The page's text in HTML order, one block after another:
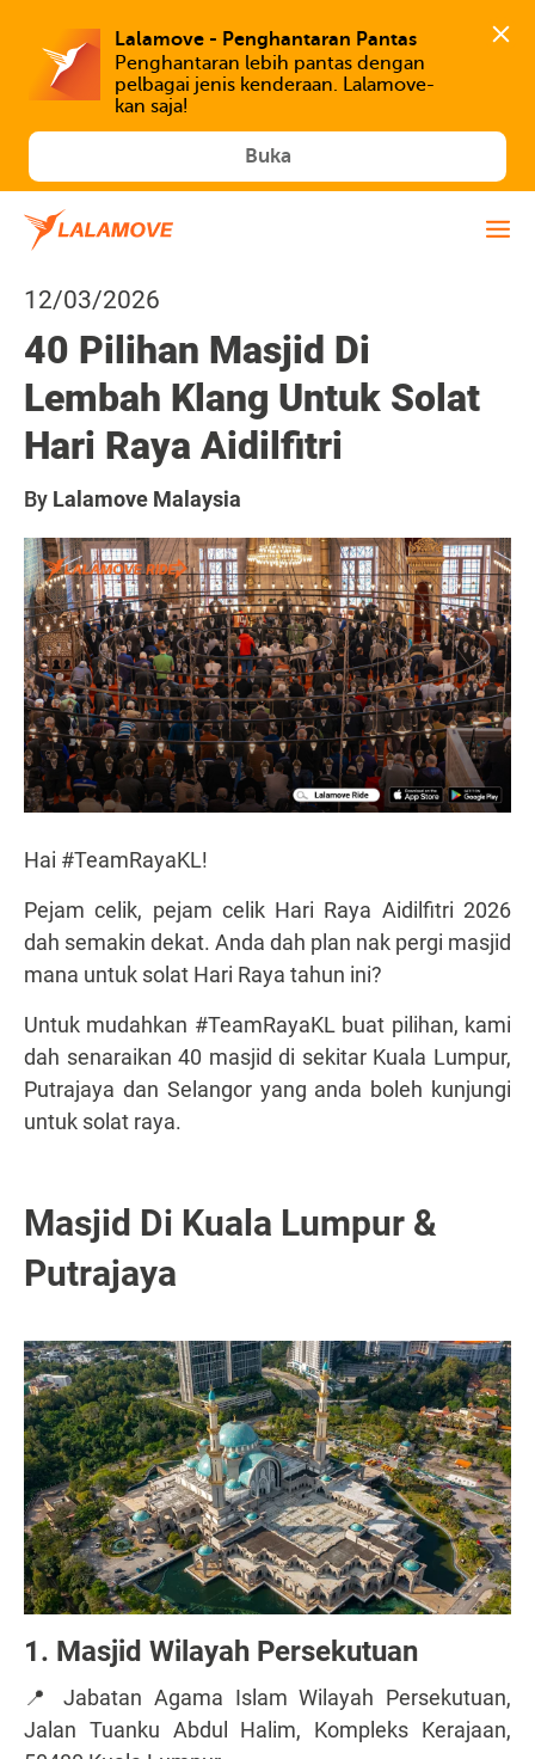
Lalamove - Penghantaran Pantas
Penghantaran lebih pantas dengan
pelbagai jenis kenderaan. Lalamove-
kan saja!
Buka
12/03/2026
40 Pilihan Masjid Di
Lembah Klang Untuk Solat
Hari Raya Aidilfitri
By Lalamove Malaysia
Hai #TeamRayaKL!
Pejam celik, pejam celik Hari Raya Aidilfitri 2026
dah semakin dekat. Anda dah plan nak pergi masjid
mana untuk solat Hari Raya tahun ini?
Untuk mudahkan #TeamRayaKL buat pilihan, kami
dah senaraikan 40 masjid di sekitar Kuala Lumpur,
Putrajaya dan Selangor yang anda boleh kunjungi
untuk solat raya.
Masjid Di Kuala Lumpur &
Putrajaya
1. Masjid Wilayah Persekutuan
📍 Jabatan Agama Islam Wilayah Persekutuan,
Jalan Tuanku Abdul Halim, Kompleks Kerajaan,